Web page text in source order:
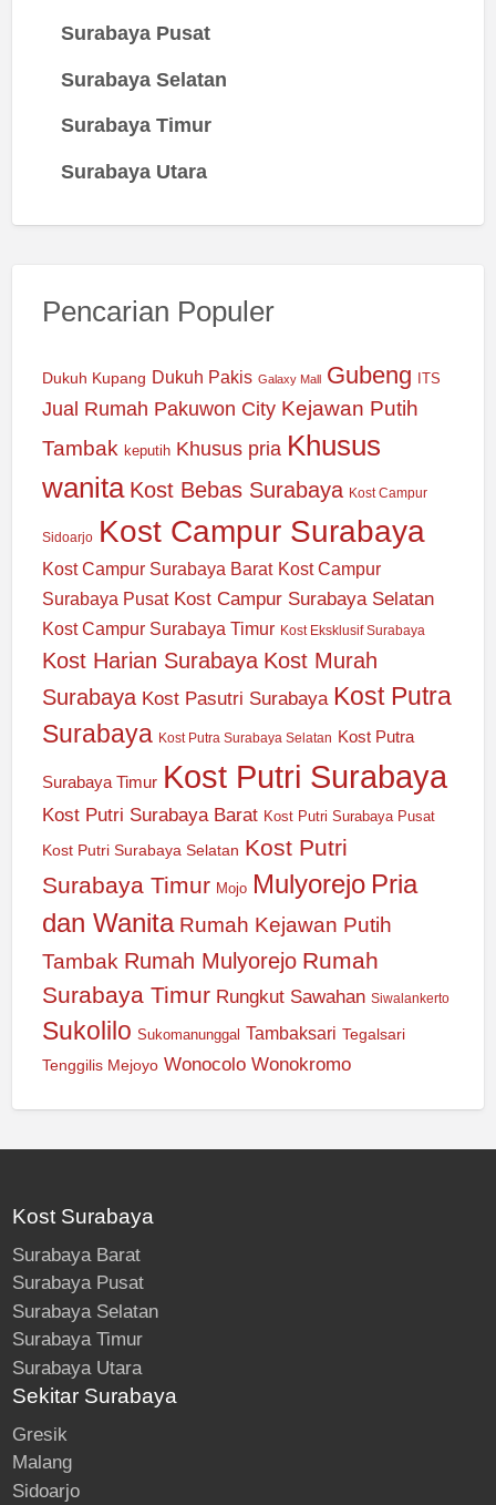
Surabaya Pusat
Surabaya Selatan
Surabaya Timur
Surabaya Utara
Pencarian Populer
Dukuh Kupang Dukuh Pakis Galaxy Mall Gubeng ITS
Jual Rumah Pakuwon City Kejawan Putih
Tambak keputih Khusus pria Khusus
wanita Kost Bebas Surabaya Kost Campur
Sidoarjo Kost Campur Surabaya
Kost Campur Surabaya Barat Kost Campur
Surabaya Pusat Kost Campur Surabaya Selatan
Kost Campur Surabaya Timur Kost Eksklusif Surabaya
Kost Harian Surabaya Kost Murah
Surabaya Kost Pasutri Surabaya Kost Putra
Surabaya Kost Putra Surabaya Selatan Kost Putra
Surabaya Timur Kost Putri Surabaya
Kost Putri Surabaya Barat Kost Putri Surabaya Pusat
Kost Putri Surabaya Selatan Kost Putri
Surabaya Timur Mojo Mulyorejo Pria
dan Wanita Rumah Kejawan Putih
Tambak Rumah Mulyorejo Rumah
Surabaya Timur Rungkut Sawahan Siwalankerto
Sukolilo Sukomanunggal Tambaksari Tegalsari
Tenggilis Mejoyo Wonocolo Wonokromo
Kost Surabaya
Surabaya Barat
Surabaya Pusat
Surabaya Selatan
Surabaya Timur
Surabaya Utara
Sekitar Surabaya
Gresik
Malang
Sidoarjo